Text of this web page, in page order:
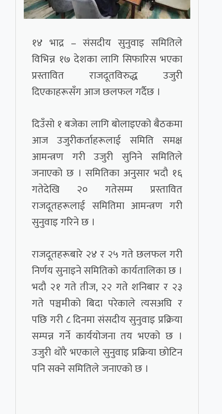
१४ भाद्र – संसदीय सुनुवाइ समितिले
विभिन्न १७ देशका लागि सिफारिस भएका
प्रस्तावित राजदूतविरुद्ध उजुरी
दिएकाहरूसँग आज छलफल गर्दैछ ।
दिउँसो १ बजेका लागि बोलाइएको बैठकमा
आज उजुरीकर्ताहरूलाई समिति समक्ष
आमन्त्रण गरी उजुरी सुनिने समितिले
जनाएको छ । समितिका अनुसार भदौ १६
गतेदेखि २० गतेसम्म प्रस्तावित
राजदूतहरूलाई समितिमा आमन्त्रण गरी
सुनुवाइ गरिने छ ।
राजदूतहरूबारे २४ र २५ गते छलफल गरी
निर्णय सुनाइने समितिको कार्यतालिका छ ।
भदौ २१ गते तीज, २२ गते शनिबार र २३
गते पञ्चमीको बिदा परेकाले त्यसअघि र
पछि गरी ८ दिनमा संसदीय सुनुवाइ प्रक्रिया
सम्पन्न गर्ने कार्ययोजना तय भएको छ ।
उजुरी थोरै भएकाले सुनुवाइ प्रक्रिया छोटिन
पनि सक्ने समितिले जनाएको छ ।